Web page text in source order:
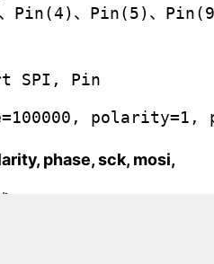
SPI, Pin
phase, sck, mosi,